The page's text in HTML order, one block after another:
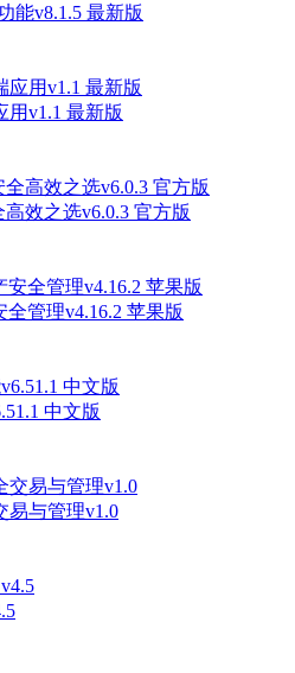
能v8.1.5 最新版
用v1.1 最新版
效之选v6.0.3 官方版
管理v4.16.2 苹果版
中文版
易与管理v1.0